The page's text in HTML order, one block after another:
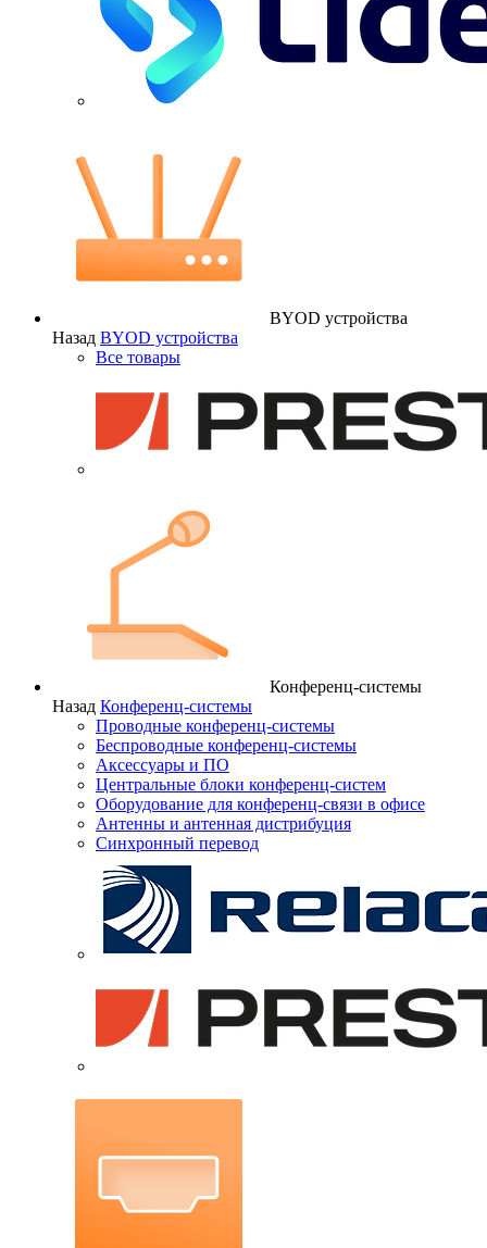
BYOD устройства
Назад BYOD устройства
Все товары
Конференц-системы
Назад Конференц-системы
Проводные конференц-системы
Беспроводные конференц-системы
Аксессуары и ПО
Центральные блоки конференц-систем
Оборудование для конференц-связи в офисе
Антенны и антенная дистрибуция
Синхронный перевод